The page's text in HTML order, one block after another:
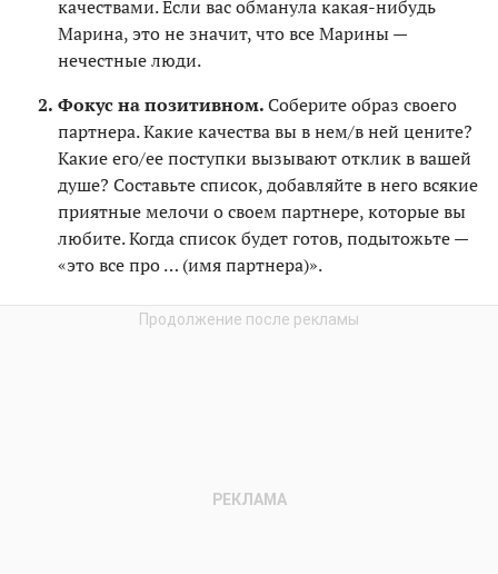
качествами. Если вас обманула какая-нибудь
Марина, это не значит, что все Марины —
нечестные люди.
Фокус на позитивном.Соберите образ своего
партнера. Какие качества вы в нем/в ней цените?
Какие его/ее поступки вызывают отклик в вашей
душе? Составьте список, добавляйте в него всякие
приятные мелочи о своем партнере, которые вы
любите. Когда список будет готов, подытожьте —
«это все про … (имя партнера)».